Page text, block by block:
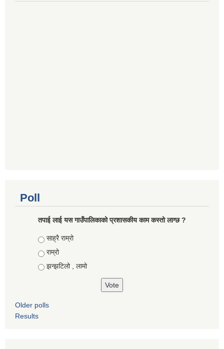
Poll
तपाई लाई यस गाउँपालिकाको प्रशासकीय काम कस्तो लाग्छ ?
Choices
साह्रै राम्रो
राम्रो
झन्झटिलो , लामो
Older polls
Results